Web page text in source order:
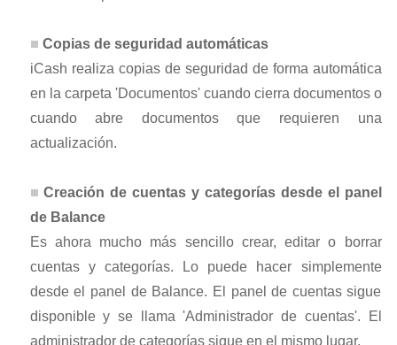
Copias de seguridad automáticas
iCash realiza copias de seguridad de forma automática
en la carpeta 'Documentos' cuando cierra documentos o
cuando abre documentos que requieren una
actualización.
Creación de cuentas y categorías desde el panel
de Balance
Es ahora mucho más sencillo crear, editar o borrar
cuentas y categorías. Lo puede hacer simplemente
desde el panel de Balance. El panel de cuentas sigue
disponible y se llama 'Administrador de cuentas'. El
administrador de categorías sigue en el mismo lugar.